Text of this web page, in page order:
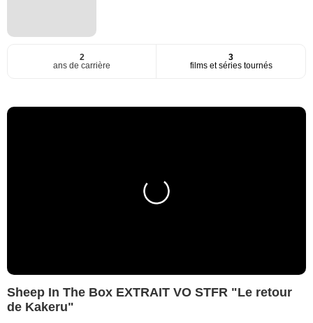
2
ans de carrière
3
films et séries tournés
Sheep In The Box EXTRAIT VO STFR "Le retour
de Kakeru"